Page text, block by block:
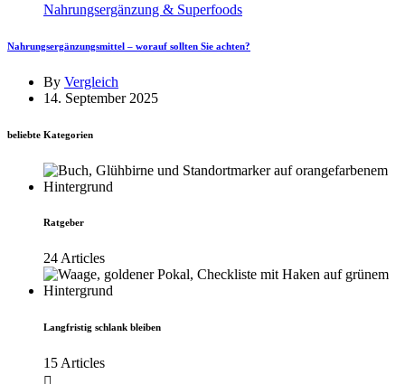
Nahrungsergänzung & Superfoods
Nahrungsergänzungsmittel – worauf sollten Sie achten?
By Vergleich
14. September 2025
beliebte Kategorien
Ratgeber
24 Articles
Langfristig schlank bleiben
15 Articles